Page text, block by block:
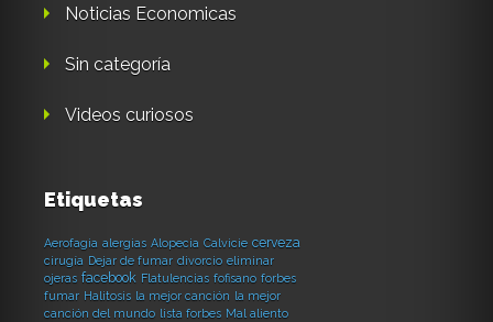
Noticias Economicas
Sin categoría
Videos curiosos
Etiquetas
Aerofagia alergias Alopecia Calvicie cerveza
cirugía Dejar de fumar divorcio eliminar
ojeras facebook Flatulencias fofisano forbes
fumar Halitosis la mejor canción la mejor
canción del mundo lista forbes Mal aliento